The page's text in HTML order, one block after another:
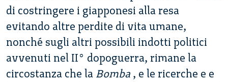
di costringere i giapponesi alla resa
evitando altre perdite di vita umane,
nonché sugli altri possibili indotti politici
avvenuti nel II° dopoguerra, rimane la
circostanza che la Bomba , e le ricerche e e